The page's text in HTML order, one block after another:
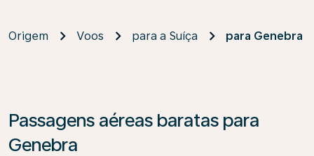
Origem Voos para a Suíça para Genebra
Passagens aéreas baratas para
Genebra